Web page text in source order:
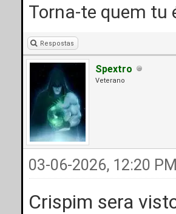
Torna-te quem tu
Respostas
Spextro
Veterano
03-06-2026, 12:20 PM
Crispim sera